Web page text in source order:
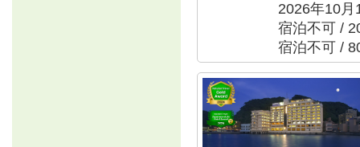
2026年10
宿泊不可 /
宿泊不可 /